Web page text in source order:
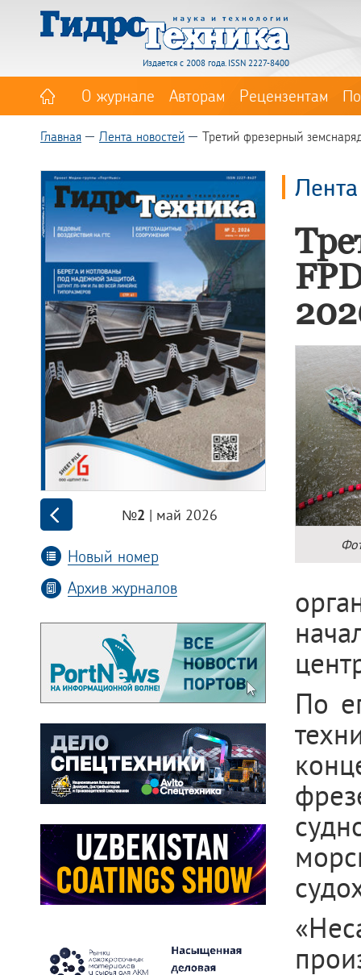
Издается с 2008 года. ISSN 2227-8400
О журнале Авторам Рецензентам
Главная Лента новостей Третий фрезерный
№2 | май 2026
Новый номер
Архив журналов
По